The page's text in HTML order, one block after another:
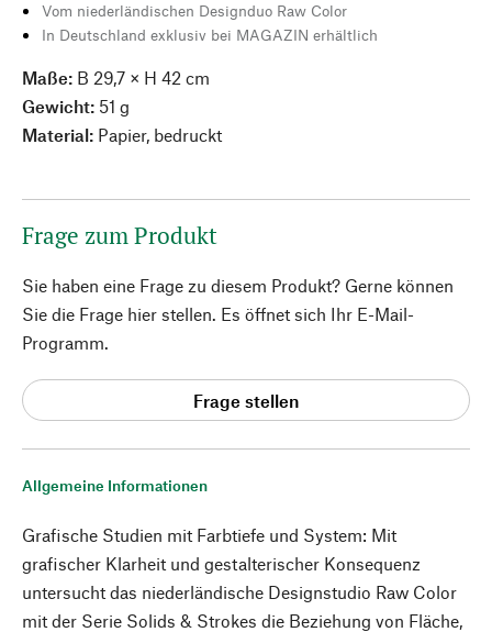
Allgemeine Informationen
Grafische Studien mit Farbtiefe und System: Mit
grafischer Klarheit und gestalterischer Konsequenz
untersucht das niederländische Designstudio Raw Color
mit der Serie Solids & Strokes die Beziehung von Fläche,
Vom niederländischen Designduo Raw Color
In Deutschland exklusiv bei MAGAZIN erhältlich
Maße: B 29,7 × H 42 cm
Gewicht: 51 g
Material: Papier, bedruckt
Frage zum Produkt
Sie haben eine Frage zu diesem Produkt? Gerne können
Sie die Frage hier stellen. Es öffnet sich Ihr E-Mail-
Programm.
Frage stellen